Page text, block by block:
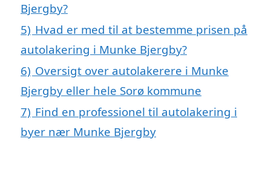
Bjergby?
5) Hvad er med til at bestemme prisen på
autolakering i Munke Bjergby?
6) Oversigt over autolakerere i Munke
Bjergby eller hele Sorø kommune
7) Find en professionel til autolakering i
byer nær Munke Bjergby